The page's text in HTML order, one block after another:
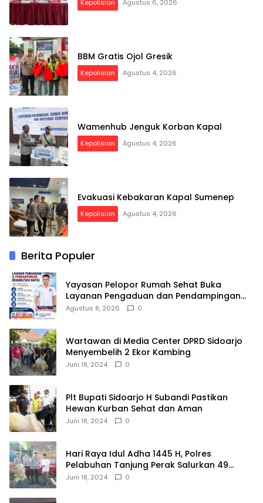
Kepolisian Agustus 6, 2026
BBM Gratis Ojol Gresik
Kepolisian Agustus 4, 2026
Wamenhub Jenguk Korban Kapal
Kepolisian Agustus 4, 2026
Evakuasi Kebakaran Kapal Sumenep
Kepolisian Agustus 4, 2026
Berita Populer
Yayasan Pelopor Rumah Sehat Buka
Layanan Pengaduan dan Pendampingan
Rehabilitasi NAPZA 24 Jam
Agustus 8, 2026 0
Wartawan di Media Center DPRD Sidoarjo
Menyembelih 2 Ekor Kambing
Juni 18, 2024 0
Plt Bupati Sidoarjo H Subandi Pastikan
Hewan Kurban Sehat dan Aman
Juni 18, 2024 0
Hari Raya Idul Adha 1445 H, Polres
Pelabuhan Tanjung Perak Salurkan 49
Hewan Korban.
Juni 18, 2024 0